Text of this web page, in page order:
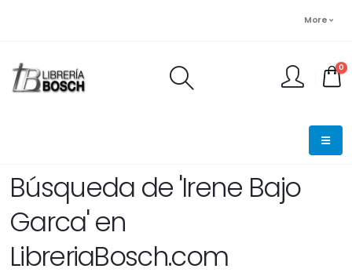
More
0
Búsqueda de 'Irene Bajo
Garca' en
LibreriaBosch.com